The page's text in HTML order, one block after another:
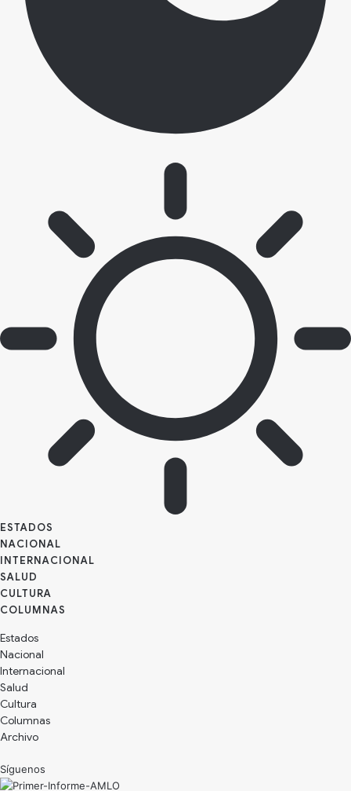
ESTADOS
NACIONAL
INTERNACIONAL
SALUD
CULTURA
Estados
Nacional
Internacional
Salud
Cultura
Archivo
Síguenos